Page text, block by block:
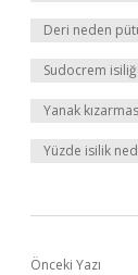
Deri neden
Sudocrem
Yanak
Yüzde isilik
Önceki Yazı